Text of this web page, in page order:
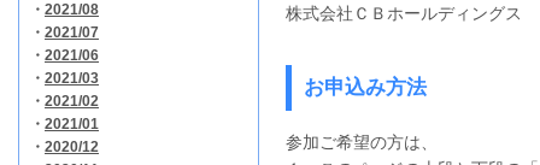
・ 2021/08
・ 2021/07
・ 2021/06
・ 2021/03
・ 2021/02
・ 2021/01
・ 2020/12
株式会社ＣＢホールディングス
お申込み方法
参加ご希望の方は、